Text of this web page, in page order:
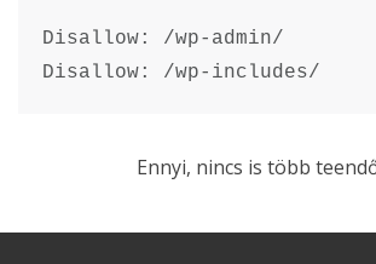
Disallow: /wp-admin/
Disallow: /wp-includes/
Ennyi, nincs is több